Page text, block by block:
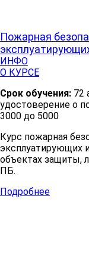
Пожарная
ИНФО
О КУРСЕ
Срок обучения: 72
удостоверение о
3000 до 5000
Курс пожарная
эксплуатирующих
объектах защиты,
ПБ.
Подробнее